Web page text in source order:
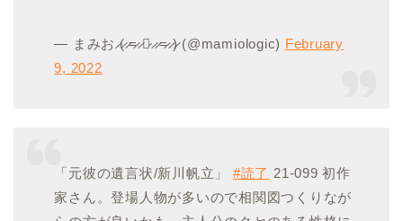
— まみお ̷(̷ ̷=̷ ̷༝̷ ̷ ̷=̷ ̷)̷ (@mamiologic) February
9, 2022
「元彼の遺言状/新川帆立」 #読了 21-099 初作
家さん。登場人物が多いので相関図つくりなが